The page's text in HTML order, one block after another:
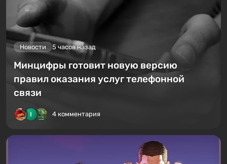
Новости 5 часов назад
Минцифры готовит новую версию
правил оказания услуг телефонной
связи
4 комментария